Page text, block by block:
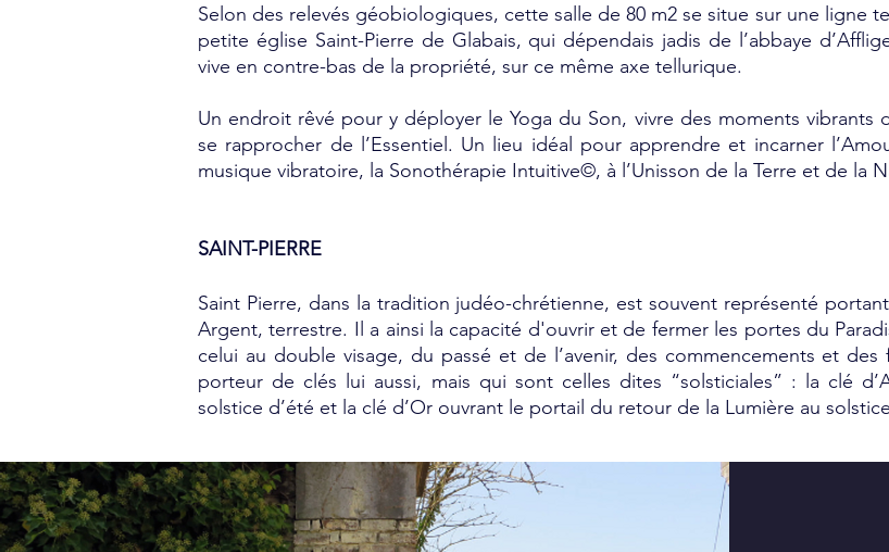
Selon des relevés géobiologiques, cette salle de 80 m2 se situe sur une ligne
petite église Saint-Pierre de Glabais, qui dépendais jadis de l’abbaye
vive en contre-bas de la propriété, sur ce même axe tellurique.
Un endroit rêvé pour y déployer le Yoga du Son, vivre des moments vibrants
se rapprocher de l’Essentiel. Un lieu idéal pour apprendre et incarner
musique vibratoire, la Sonothérapie Intuitive©, à l’Unisson de la Terre et de la
SAINT-PIERRE
Saint Pierre, dans la tradition judéo-chrétienne, est souvent représenté
Argent, terrestre. Il a ainsi la capacité d'ouvrir et de fermer les portes du
celui au double visage, du passé et de l’avenir, des commencements et
porteur de clés lui aussi, mais qui sont celles dites “solsticiales” : la clé
solstice d’été et la clé d’Or ouvrant le portail du retour de la Lumière au solstice